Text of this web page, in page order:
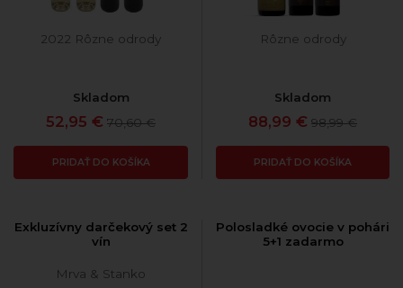
2022 Rôzne odrody
Skladom
52,95 € 70,60 €
PRIDAŤ DO KOŠÍKA
Rôzne odrody
Skladom
88,99 € 98,99 €
PRIDAŤ DO KOŠÍKA
Exkluzívny darčekový set 2
vín
Mrva & Stanko
Polosladké ovocie v pohári
5+1 zadarmo